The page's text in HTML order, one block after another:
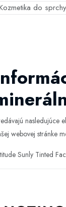
do
nasledujúce
webovej stránke
Sunly Tinted